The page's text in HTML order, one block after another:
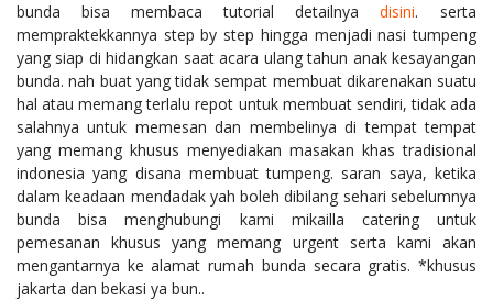
bunda bisa membaca tutorial detailnya disini. serta
mempraktekkannya step by step hingga menjadi nasi tumpeng
yang siap di hidangkan saat acara ulang tahun anak kesayangan
bunda. nah buat yang tidak sempat membuat dikarenakan suatu
hal atau memang terlalu repot untuk membuat sendiri, tidak ada
salahnya untuk memesan dan membelinya di tempat tempat
yang memang khusus menyediakan masakan khas tradisional
indonesia yang disana membuat tumpeng. saran saya, ketika
dalam keadaan mendadak yah boleh dibilang sehari sebelumnya
bunda bisa menghubungi kami mikailla catering untuk
pemesanan khusus yang memang urgent serta kami akan
mengantarnya ke alamat rumah bunda secara gratis. *khusus
jakarta dan bekasi ya bun..